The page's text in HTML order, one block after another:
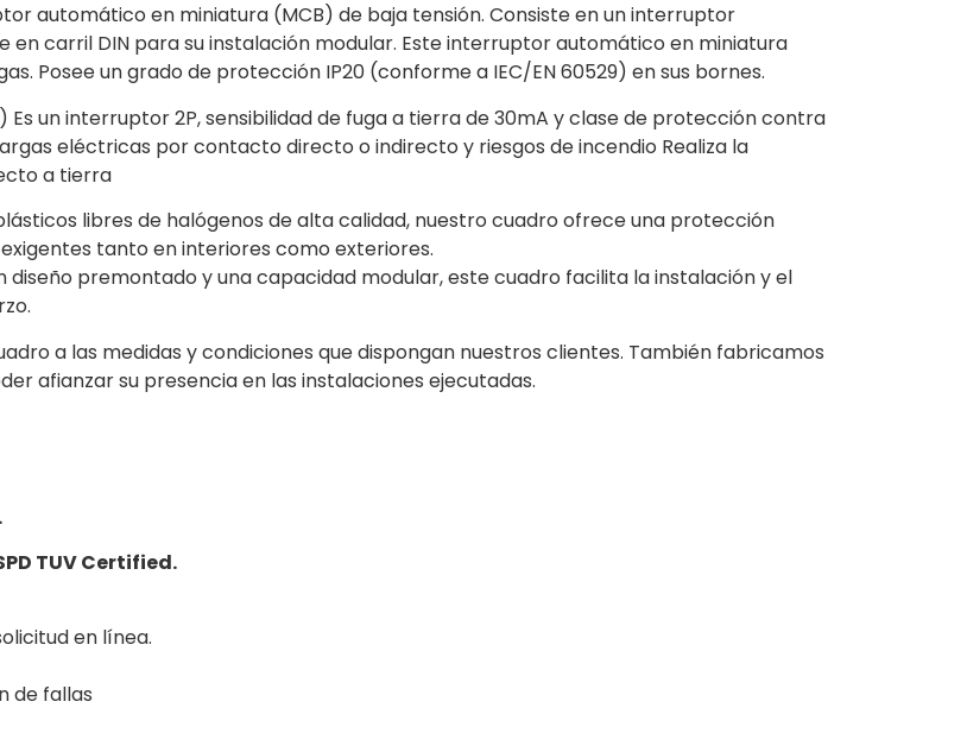
automático en miniatura (MCB) de baja tensión. Consiste en un interruptor
en carril DIN para su instalación modular. Este interruptor automático en miniatura
Posee un grado de protección IP20 (conforme a IEC/EN 60529) en sus bornes.
un interruptor 2P, sensibilidad de fuga a tierra de 30mA y clase de protección contra
eléctricas por contacto directo o indirecto y riesgos de incendio Realiza la
a tierra
libres de halógenos de alta calidad, nuestro cuadro ofrece una protección
tanto en interiores como exteriores.
diseño premontado y una capacidad modular, este cuadro facilita la instalación y el
a las medidas y condiciones que dispongan nuestros clientes. También fabricamos
afianzar su presencia en las instalaciones ejecutadas.
TUV Certified.
en línea.
de fallas